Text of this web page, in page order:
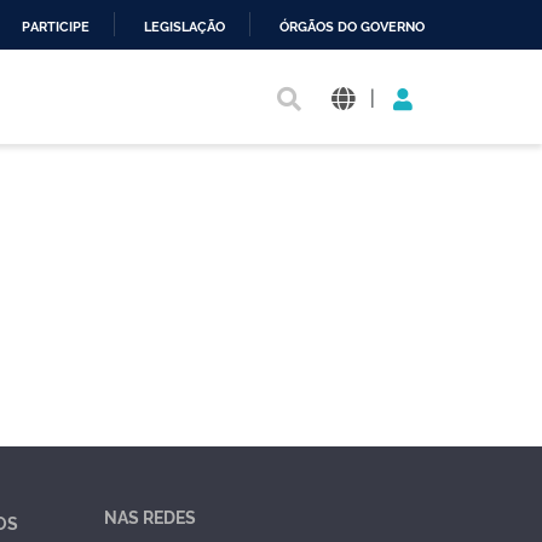
PARTICIPE LEGISLAÇÃO ÓRGÃOS DO GOVERNO
|
NAS REDES